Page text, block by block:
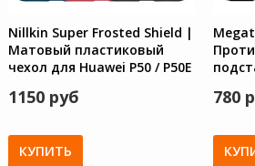
Nillkin Super Frosted Shield |
Матовый пластиковый
чехол для Huawei P50 / P50E
1150 руб
КУПИТЬ
780